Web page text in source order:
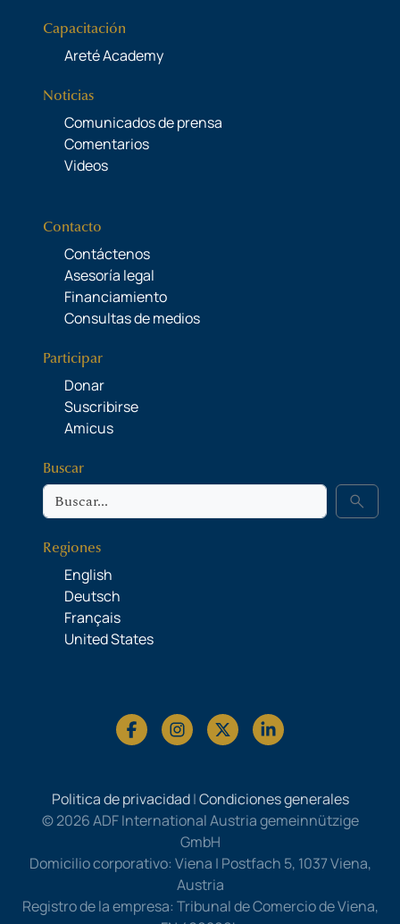
Capacitación
Areté Academy
Noticias
Comunicados de prensa
Comentarios
Videos
Contacto
Contáctenos
Asesoría legal
Financiamiento
Consultas de medios
Participar
Donar
Suscribirse
Amicus
Buscar
Buscar search
Regiones
English
Deutsch
Français
United States
Politica de privacidad|Condiciones generales
© 2026 ADF International Austria gemeinnützige
GmbH
Domicilio corporativo: Viena | Postfach 5, 1037 Viena,
Austria
Registro de la empresa: Tribunal de Comercio de Viena,